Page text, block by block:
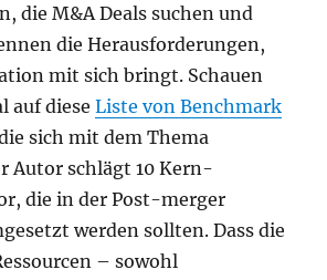
die M&A Deals suchen und
die Herausforderungen,
mit sich bringt. Schauen
auf dieseListe von Benchmark
sich mit dem Thema
Autor schlägt 10 Kern-
die in der Post-merger
werden sollten. Dass die
– sowohl